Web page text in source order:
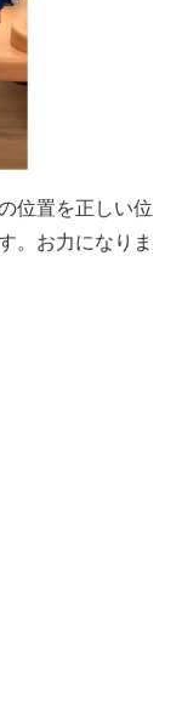
位置を正しい位
。お力になりま